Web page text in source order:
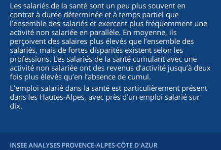
Les salariés de la santé sont un peu plus souvent en
contrat à durée déterminée et à temps partiel que
l’ensemble des salariés et exercent plus fréquemment une
activité non salariée en parallèle. En moyenne, ils
perçoivent des salaires plus élevés que l’ensemble des
salariés, mais de fortes disparités existent selon les
professions. Les salariés de la santé cumulant avec une
activité non salariée ont des revenus d’activité jusqu’à deux
fois plus élevés qu’en l’absence de cumul.
L’emploi salarié dans la santé est particulièrement présent
dans les Hautes-Alpes, avec près d’un emploi salarié sur
dix.
INSEE ANALYSES PROVENCE-ALPES-CÔTE D'AZUR